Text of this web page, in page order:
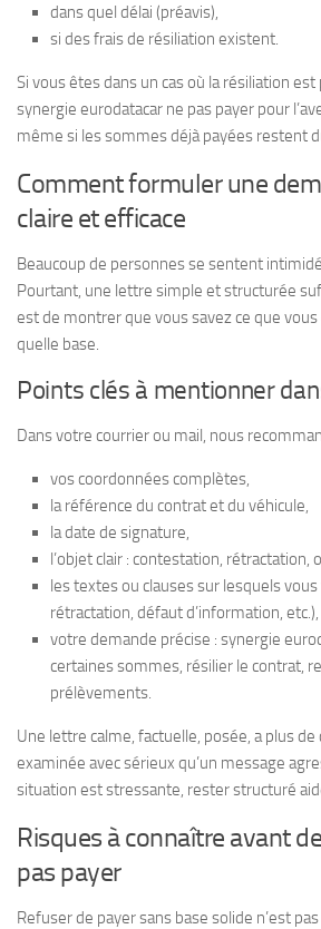
dans quel délai (préavis),
si des frais de résiliation existent.
Si vous êtes dans un cas où la résiliation
synergie eurodatacar ne pas payer pour
même si les sommes déjà payées restent
Comment formuler une
claire et efficace
Beaucoup de personnes se sentent
Pourtant, une lettre simple et structurée
est de montrer que vous savez ce que
quelle base.
Points clés à mentionner
Dans votre courrier ou mail, nous
vos coordonnées complètes,
la référence du contrat et du véhicule,
la date de signature,
l’objet clair : contestation, rétractation,
les textes ou clauses sur lesquels
rétractation, défaut d’information, etc.),
votre demande précise : synergie
certaines sommes, résilier le contrat,
prélèvements.
Une lettre calme, factuelle, posée, a plus de
examinée avec sérieux qu’un message
situation est stressante, rester structuré
Risques à connaître avant
pas payer
Refuser de payer sans base solide n’est